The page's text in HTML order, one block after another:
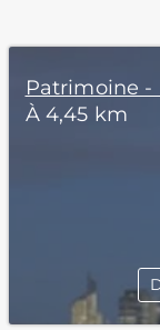
Patrimoine -
À 4,45 km